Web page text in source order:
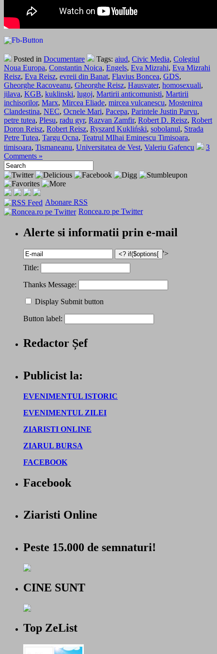
Posted in Documentare Tags: aiud, Civic Media, Colegiul
Noua Europa, Constantin Noica, Engels, Eva Mizrahi, Eva Mizrahi
Reisz, Eva Reisz, evreii din Banat, Flavius Boncea, GDS,
Gheorghe Racoveanu, Gheorghe Reisz, Hausvater, homosexuali,
jilava, KGB, kuklinski, lugoj, Martirii anticomunisti, Martirii
inchisorilor, Marx, Mircea Eliade, mircea vulcanescu, Mostenirea
Clandestina, NEC, Ocnele Mari, Pacepa, Parintele Justin Parvu,
petre tutea, Plesu, radu gyr, Razvan Zamfir, Robert D. Reisz, Robert
Doron Reisz, Robert Reisz, Ryszard Kukliński, sobolanul, Strada
Petre Tutea, Targu Ocna, Teatrul MIhai Eminescu Timisoara,
timisoara, Tismaneanu, Universitatea de Vest, Valeriu Gafencu
3
Comments »
Abonare RSS
Roncea.ro pe Twitter
Alerte si informatii prin e-mail
'>
Title:
Thanks Message:
Display Submit button
Button label:
Redactor Șef
Publicist la:
EVENIMENTUL ISTORIC
EVENIMENTUL ZILEI
ZIARISTI ONLINE
ZIARUL BURSA
FACEBOOK
Facebook
Ziaristi Online
Peste 15.000 de semnaturi!
CINE SUNT
Top ZeList